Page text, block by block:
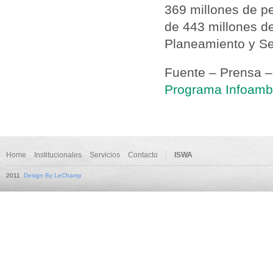
369 millones de
de 443 millones
Planeamiento y
Fuente – Prensa
Programa
Home Institucionales Servicios Contacto ISWA
2011 Design By LeChamp